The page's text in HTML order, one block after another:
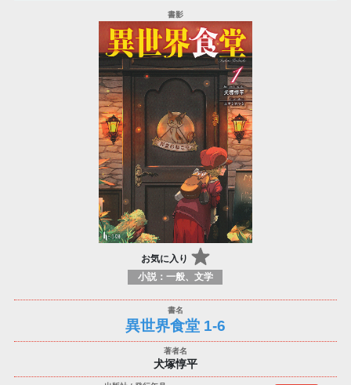
お気に入り
小説：一般、文学
異世界食堂 1-6
犬塚惇平